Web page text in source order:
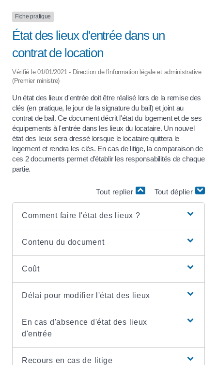
Fiche pratique
État des lieux d'entrée dans un
contrat de location
Vérifié le 01/01/2021 - Direction de l'information légale et administrative
(Premier ministre)
Un état des lieux d'entrée doit être réalisé lors de la remise des
clés (en pratique, le jour de la signature du bail) et joint au
contrat de bail. Ce document décrit l'état du logement et de ses
équipements à l'entrée dans les lieux du locataire. Un nouvel
état des lieux sera dressé lorsque le locataire quittera le
logement et rendra les clés. En cas de litige, la comparaison de
ces 2 documents permet d'établir les responsabilités de chaque
partie.
Tout replier Tout déplier
Comment faire l'état des lieux ?
Contenu du document
Coût
Délai pour modifier l'état des lieux
En cas d'absence d'état des lieux
d'entrée
Recours en cas de litige